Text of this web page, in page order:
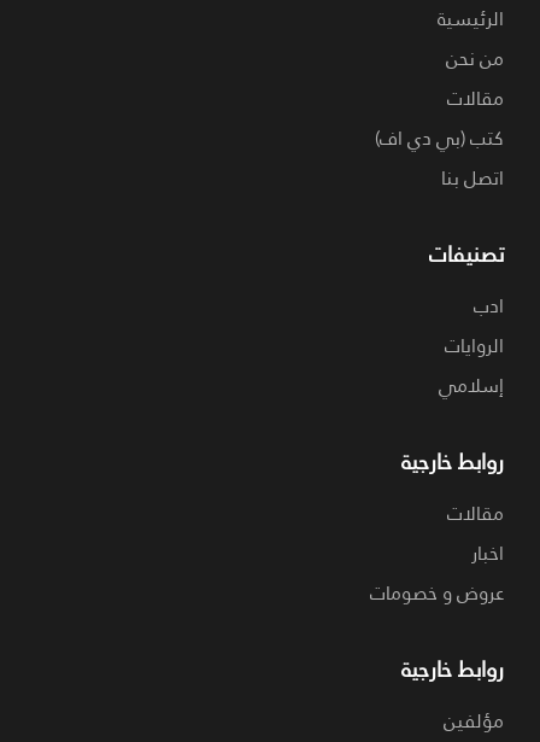
الرئيسية
من نحن
مقالات
كتب (بي دي اف)
اتصل بنا
تصنيفات
ادب
الروايات
إسلامي
روابط خارجية
مقالات
اخبار
عروض و خصومات
روابط خارجية
مؤلفين